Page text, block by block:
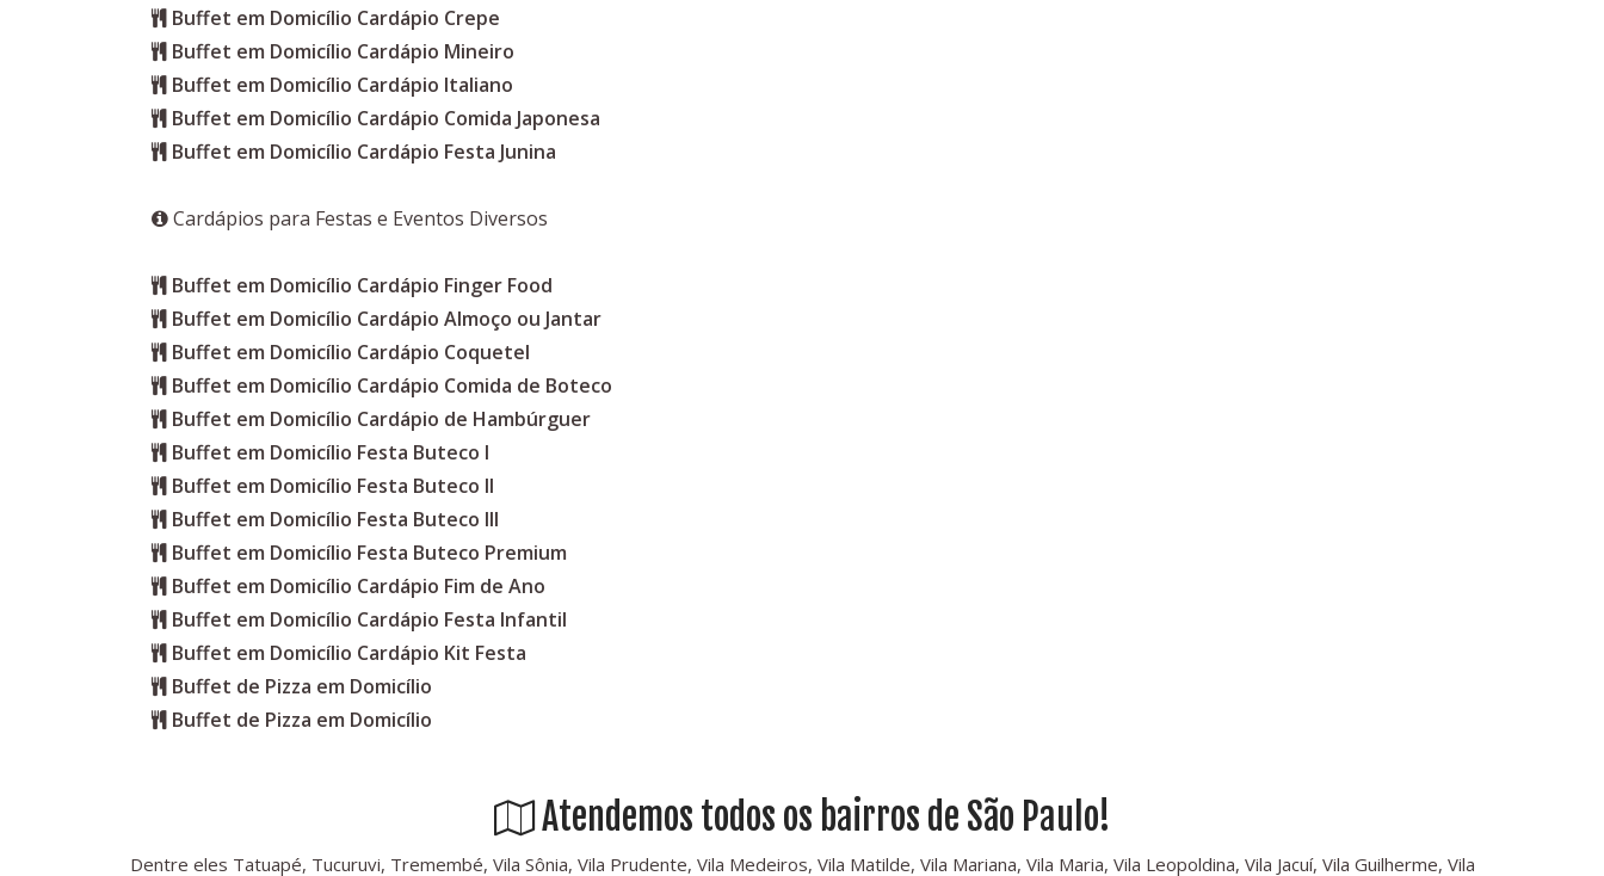
Buffet em Domicílio Cardápio Crepe
Buffet em Domicílio Cardápio Mineiro
Buffet em Domicílio Cardápio Italiano
Buffet em Domicílio Cardápio Comida Japonesa
Buffet em Domicílio Cardápio Festa Junina
Cardápios para Festas e Eventos Diversos
Buffet em Domicílio Cardápio Finger Food
Buffet em Domicílio Cardápio Almoço ou Jantar
Buffet em Domicílio Cardápio Coquetel
Buffet em Domicílio Cardápio Comida de Boteco
Buffet em Domicílio Cardápio de Hambúrguer
Buffet em Domicílio Festa Buteco I
Buffet em Domicílio Festa Buteco II
Buffet em Domicílio Festa Buteco III
Buffet em Domicílio Festa Buteco Premium
Buffet em Domicílio Cardápio Fim de Ano
Buffet em Domicílio Cardápio Festa Infantil
Buffet em Domicílio Cardápio Kit Festa
Buffet de Pizza em Domicílio
Buffet de Pizza em Domicílio
Atendemos todos os bairros de São Paulo!
Dentre eles Tatuapé, Tucuruvi, Tremembé, Vila Sônia, Vila Prudente, Vila Medeiros, Vila Matilde, Vila Mariana, Vila Maria, Vila Leopoldina, Vila Jacuí, Vila Guilherme, Vila